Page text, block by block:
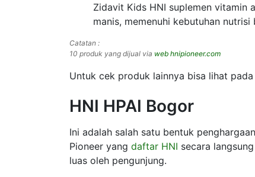
Zidavit Kids HNI suplemen vitamin
manis, memenuhi kebutuhan
Catatan :
10 produk yang dijual via web hnipioneer.com
Untuk cek produk lainnya bisa lihat
HNI HPAI Bogor
Ini adalah salah satu bentuk
Pioneer yang daftar HNI secara
luas oleh pengunjung.